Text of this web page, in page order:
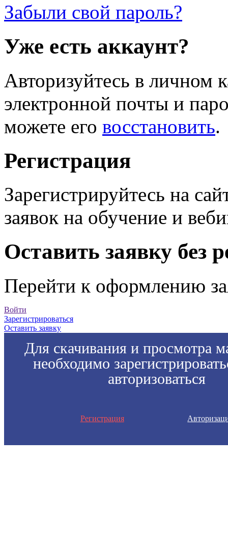
Забыли свой пароль?
Уже есть аккаунт?
Авторизуйтесь в личном
электронной почты и
можете его восстановить.
Регистрация
Зарегистрируйтесь на
заявок на обучение и
Оставить заявку без
Перейти к оформлению
Войти
Зарегистрироваться
Оставить заявку
Для скачивания и просмотра
необходимо
авторизоваться
Регистрация